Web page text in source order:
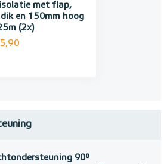
met flap,
en 150mm hoog
(2x)
90°